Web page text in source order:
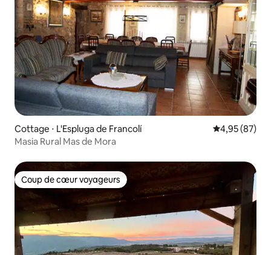
Cottage ⋅ L'Espluga de Francolí Évaluation
4,95 (87)
Masia Rural Mas de Mora
Coup de cœur voyageurs
Coup de cœur voyageurs